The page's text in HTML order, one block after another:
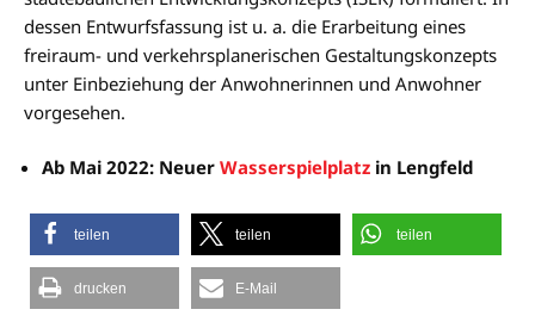
dessen Entwurfsfassung ist u. a. die Erarbeitung eines
freiraum- und verkehrsplanerischen Gestaltungskonzepts
unter Einbeziehung der Anwohnerinnen und Anwohner
vorgesehen.
Ab Mai 2022: Neuer Wasserspielplatz in Lengfeld
teilen teilen teilen
drucken E-Mail